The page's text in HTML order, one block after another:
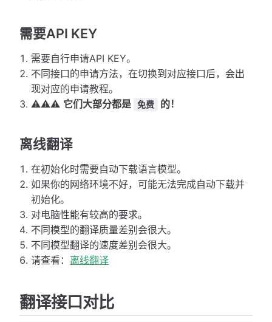
需要API KEY
需要自行申请API KEY。
不同接口的申请方法，在切换到对应接口后，会出
现对应的申请教程。
⚠️⚠️⚠️ 它们大部分都是 免费 的！
离线翻译
在初始化时需要自动下载语言模型。
如果你的网络环境不好，可能无法完成自动下载并
初始化。
对电脑性能有较高的要求。
不同模型的翻译质量差别会很大。
不同模型翻译的速度差别会很大。
请查看： 离线翻译
翻译接口对比